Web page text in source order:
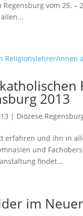
vom 25.
2013
| Diözese
erfahren und ihn in
und
findet...
im